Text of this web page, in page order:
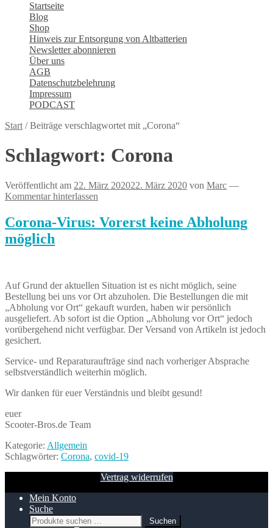
Startseite
Blog
Shop
Hinweis zur Entsorgung von Altbatterien
Newsletter abonnieren
Über uns
AGB
Datenschutzbelehrung
Impressum
PODCAST
Start /Beiträge verschlagwortet mit „Corona“
Schlagwort: Corona
Veröffentlicht am 22. März 202022. März 2020 von Marc —
Kommentar hinterlassen
Corona-Virus: Vorerst keine Abholung
möglich
Auf Grund der aktuellen Situation ist es nicht möglich, seine
Bestellung bei uns vor Ort abzuholen. Die Bestellungen die mit
„Abholung vor Ort“ gekauft wurden, haben wir persönlich
ausgeliefert. Ab sofort ist die Option „Abholung vor Ort“ jedoch
vorübergehend nicht verfügbar. Der Versand von Artikeln ist jedoch
gesichert.
Service- und Reparaturaufträge sind nach vorheriger Absprache
selbstverständlich weiterhin möglich.
Wir danken für euer Verständnis und bleibt gesund!
euer
Scooter-Bros.de Team
Kategorie: Allgemein
Schlagwörter: Corona, covid-19
Vertrag widerrufen
Mein Konto
Suche
Suchen
Suchen